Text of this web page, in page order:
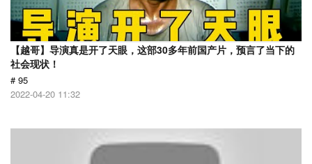
【越哥】导演真是开了天眼，这部30多年前国产片，预言了当下的
社会现状！
# 95
2022-04-20 11:32